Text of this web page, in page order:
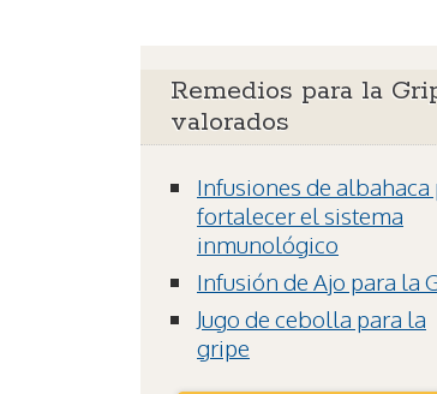
Remedios para la
valorados
Infusiones de albahaca
fortalecer el sistema
inmunológico
Infusión de Ajo para la
Jugo de cebolla para la
gripe